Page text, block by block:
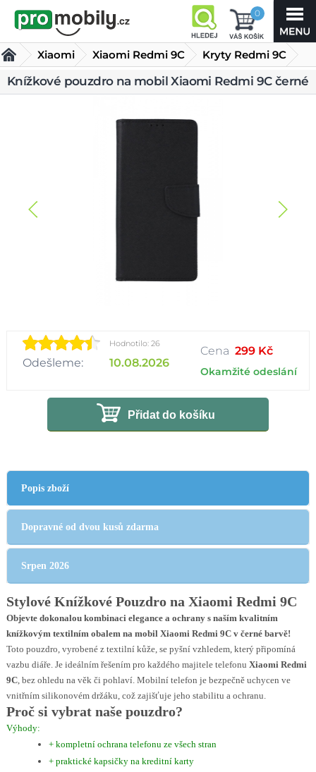
0
Xiaomi Xiaomi Redmi 9C Kryty Redmi 9C
Knížkové pouzdro na mobil Xiaomi Redmi 9C černé
Knížkové pouzdro na mobil Xiaomi Redmi 9C černé
Hodnotilo: 26
Odešleme: 10.08.2026
Cena 299 Kč
Okamžité odeslání
Přidat do košíku
Popis zboží
Dopravné od dvou kusů zdarma
Srpen 2026
Stylové Knížkové Pouzdro na Xiaomi Redmi 9C
Objevte dokonalou kombinaci elegance a ochrany s naším kvalitním
knížkovým textilním obalem na mobil Xiaomi Redmi 9C v černé barvě!
Toto pouzdro, vyrobené z textilní kůže, se pyšní vzhledem, který připomíná
vazbu diáře. Je ideálním řešením pro každého majitele telefonu Xiaomi Redmi
9C, bez ohledu na věk či pohlaví. Mobilní telefon je bezpečně uchycen ve
vnitřním silikonovém držáku, což zajišťuje jeho stabilitu a ochranu.
Proč si vybrat naše pouzdro?
Výhody:
+ kompletní ochrana telefonu ze všech stran
+ praktické kapsičky na kreditní karty